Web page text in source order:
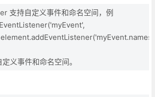
支持自定义事件和命名空间，例
义事件和命名空间。